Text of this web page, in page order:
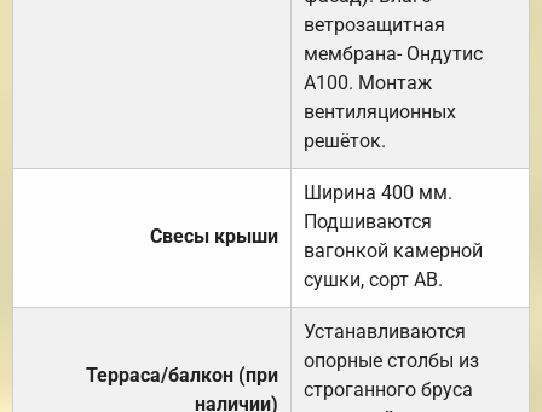
ветрозащитная
мембрана- Ондутис
А100. Монтаж
вентиляционных
решёток.
Свесы крыши
Ширина 400 мм.
Подшиваются
вагонкой камерной
сушки, сорт АВ.
Терраса/балкон (при
наличии)
Устанавливаются
опорные столбы из
строганного бруса